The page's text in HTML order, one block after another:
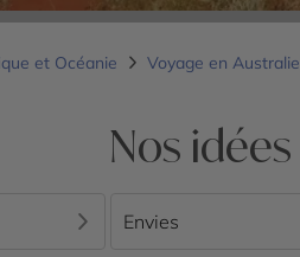
et Océanie Voyage en Australie
Nos
Envies